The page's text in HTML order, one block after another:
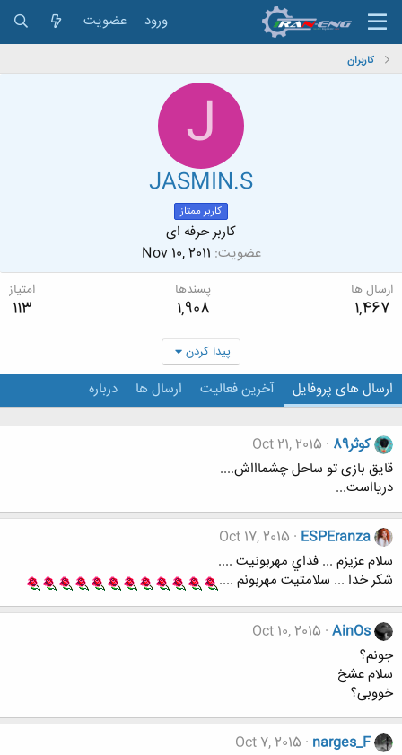
ورود عضویت
کاربران
J
JASMIN.S
کاربر ممتاز
کاربر حرفه ای
عضویت Nov 10, 2011
ارسال ها
1,467
پسندها
1,908
امتیاز
113
پیدا کردن
ارسال های پروفایل آخرین فعالیت ارسال ها درباره
کوثر89
Oct 21, 2015
قایق بازی تو ساحل چشماااش....
دریااست...
ESPEranza
Oct 17, 2015
سلام عزيزم ... فداي مهربونيت ....
شكر خدا ... سلامتيت مهربونم ....
AinOs
Oct 10, 2015
جونم؟
سلام عشخ
خووبی؟
narges_F
Oct 7, 2015